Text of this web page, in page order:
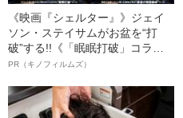
《映画『シェルター』》ジェイ
ソン・ステイサムがお盆を“打
破”する!!《「眠眠打破」コラ
ボ》
PR（キノフィルムズ）